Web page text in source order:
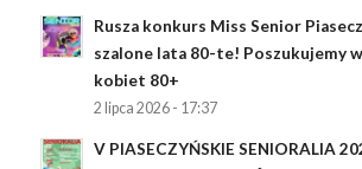
Rusza konkurs Miss Senior
szalone lata 80-te! Poszukujemy
kobiet 80+
2 lipca 2026 - 17:37
V PIASECZYŃSKIE SENIORALIA